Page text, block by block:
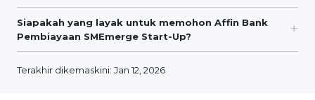
Siapakah yang layak untuk memohon Affin Bank
Pembiayaan SMEmerge Start-Up?
Terakhir dikemaskini: Jan 12, 2026